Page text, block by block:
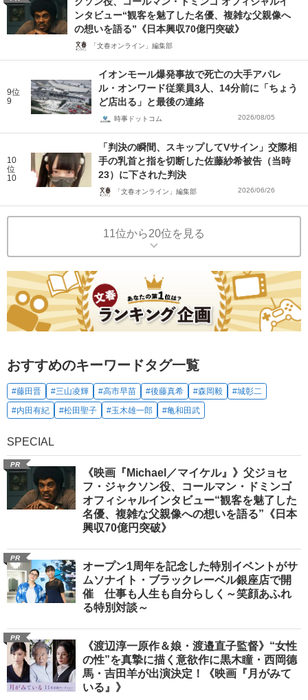
ンタビュー“観客を魅了した名優、複雑な父親像へ
の想いを語る”《日本興収70億円突破》
「文春オンライン」編集部
9位
9
イオンモール爆発事故で死亡の大手アパレ
ル・オンワード従業員3人、14分前に「ちょう
ど店出る」と最後の連絡
時事ドットコム 2026/08/05
10
位
10
「判決の瞬間、スキップしてVサイン」交際相
手の乳首と指を切断した佐藤紗希被告（当時
23）に下された判決
「文春オンライン」編集部 2026/06/26
11位から20位を見る
おすすめのキーワードタグ一覧
#藤田晋 #三山凌輝 #高市早苗 #後藤真希 #森岡毅
#城彰二
#内田有紀
#松田聖子 #玉木雄一郎 #亀和田武
SPECIAL
PR
《映画『Michael／マイケル』》父ジョセ
フ・ジャクソン役、コールマン・ドミンゴ
オフィシャルインタビュー“観客を魅了した
名優、複雑な父親像への想いを語る”《日本
興収70億円突破》
PR
オープン1周年を記念した特別イベントがサ
ムソナイト・ブラックレーベル銀座店で開
催 仕事も人生も自分らしく～笑顔あふれ
る特別対談～
PR
《渡辺淳一原作＆娘・渡邉直子監督》“女性
の性”を真摯に描く意欲作に黒木瞳・西岡德
馬・吉田羊が出演決定！《映画『月がみて
いる』》